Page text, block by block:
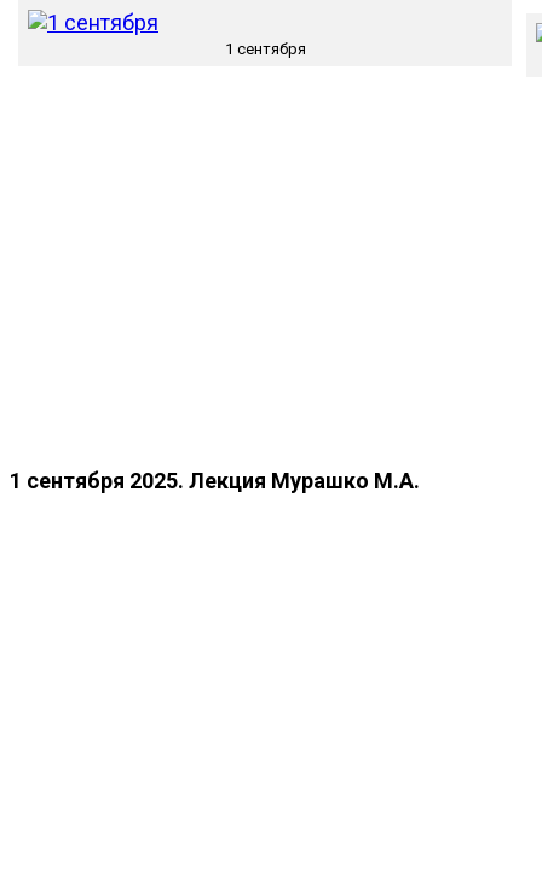
1 сентября
1 сентября 2025. Лекция Мурашко М.А.